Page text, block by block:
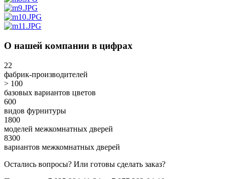
О нашей компании в цифрах
22
фабрик-производителей
> 100
базовых вариантов цветов
600
видов фурнитуры
1800
моделей межкомнатных дверей
8300
вариантов межкомнатных дверей
Остались вопросы? Или готовы сделать заказ?